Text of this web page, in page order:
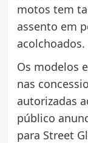
motos tem
assento em
acolchoados.
Os modelos
nas
autorizadas
público
para Street